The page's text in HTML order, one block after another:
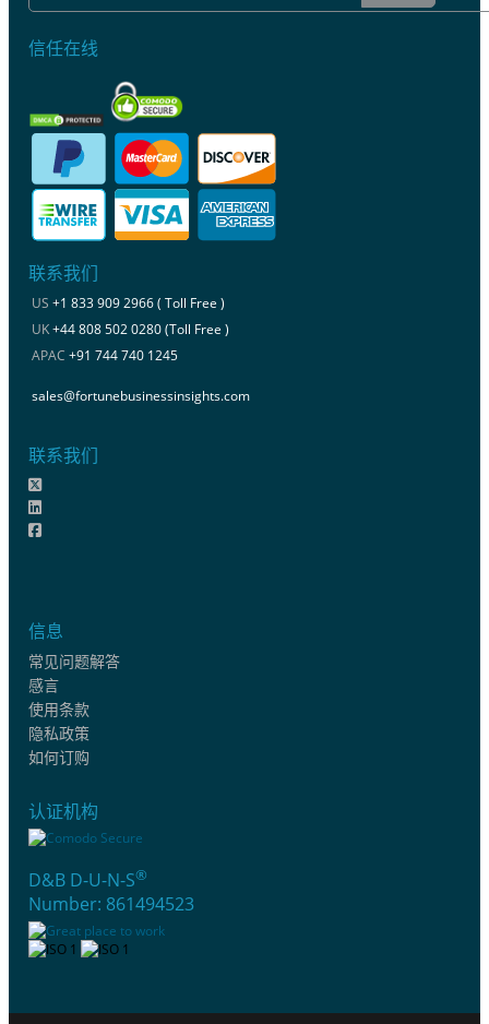
信任在线
联系我们
US +1 833 909 2966 ( Toll Free )
UK+44 808 502 0280 (Toll Free )
APAC +91 744 740 1245
sales@fortunebusinessinsights.com
联系我们
信息
常见问题解答
感言
使用条款
隐私政策
如何订购
认证机构
D&B D-U-N-S®
Number: 861494523